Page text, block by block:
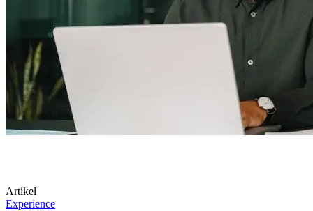
Artikel
Experience